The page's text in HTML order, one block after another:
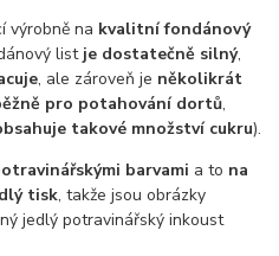
výrobně na kvalitní fondánový
list je dostatečně silný,
, ale zároveň je několikrát
pro potahování dortů,
takové množství cukru).
barvami a to na
tisk, takže jsou obrázky
jedlý potravinářský inkoust